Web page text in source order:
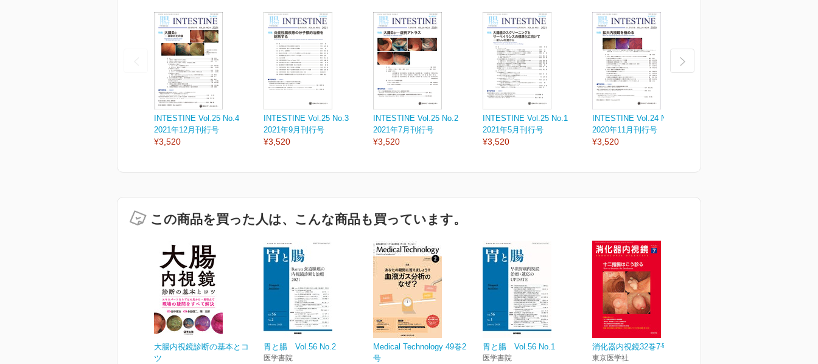
INTESTINE Vol.25 No.4
2021年12月刊行号
¥3,520
INTESTINE Vol.25 No.3
2021年9月刊行号
¥3,520
INTESTINE Vol.25 No.2
2021年7月刊行号
¥3,520
INTESTINE Vol.25 No.1
2021年5月刊行号
¥3,520
INTESTINE Vol.24 No.4
2020年11月刊行号
¥3,520
この商品を買った人は、こんな商品も買っています。
大腸内視鏡診断の基本とコ
ツ
胃と腸 Vol.56 No.2
医学書院
Medical Technology 49巻2
号
胃と腸 Vol.56 No.1
医学書院
消化器内視鏡32巻7号
東京医学社